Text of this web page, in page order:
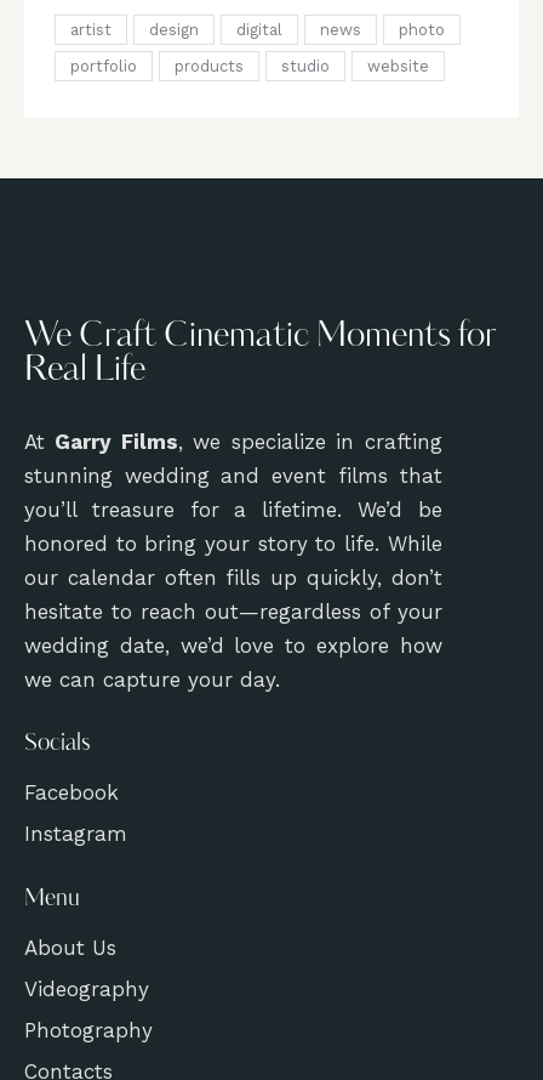
artist design digital news
photo
portfolio
products studio website
We Craft Cinematic Moments for
Real Life
At Garry Films, we specialize in crafting
stunning wedding and event films that
you’ll treasure for a lifetime. We’d be
honored to bring your story to life. While
our calendar often fills up quickly, don’t
hesitate to reach out—regardless of your
wedding date, we’d love to explore how
we can capture your day.
Socials
Facebook
Instagram
Menu
About Us
Videography
Photography
Contacts